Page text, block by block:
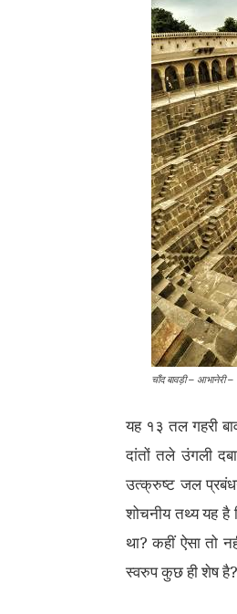
चाँद बावड़ी – आभानेरी –
यह १३ तल गहरी
दांतों तले उंगली
उत्क्रुष्ट जल
शोचनीय तथ्य यह है
था? कहीं ऐसा तो
स्वरुप कुछ ही शेष है?